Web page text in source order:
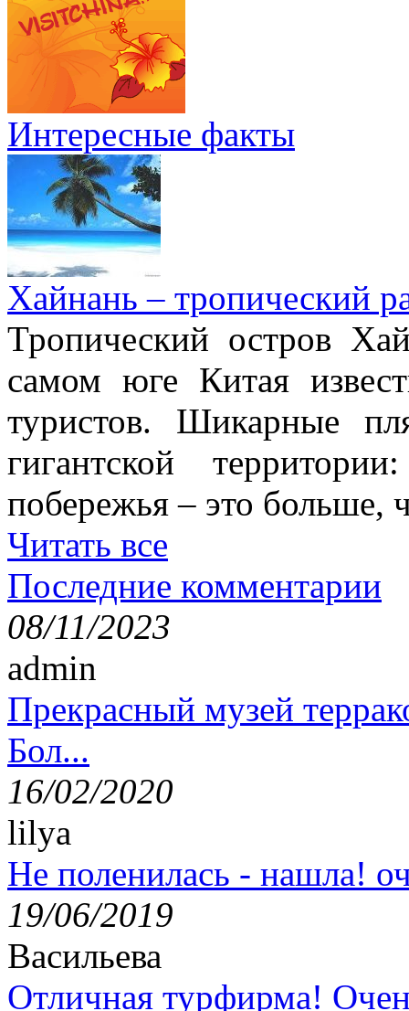
Интересные факты
Хайнань – тропический
Тропический остров
самом юге Китая
туристов. Шикарные
гигантской
побережья – это
Читать все
Последние комментарии
08/11/2023
admin
Прекрасный музей
Бол...
16/02/2020
lilya
Не поленилась - нашла!
19/06/2019
Васильева
Отличная турфирма!